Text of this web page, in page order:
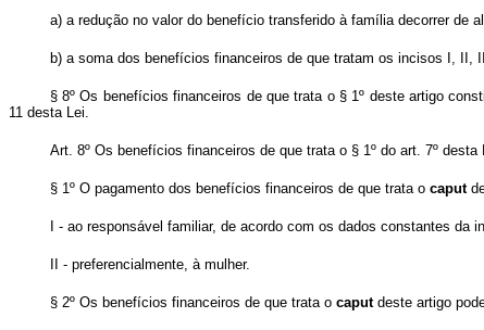
a) a redução no valor do benefício transferido à família decorrer de
b) a soma dos benefícios financeiros de que tratam os incisos I, II,
§ 8º Os benefícios financeiros de que trata o § 1º deste artigo
11 desta Lei.
Art. 8º Os benefícios financeiros de que trata o § 1º do art. 7º
§ 1º O pagamento dos benefícios financeiros de que trata o caput
I - ao responsável familiar, de acordo com os dados constantes da
II - preferencialmente, à mulher.
§ 2º Os benefícios financeiros de que trata o caputdeste artigo